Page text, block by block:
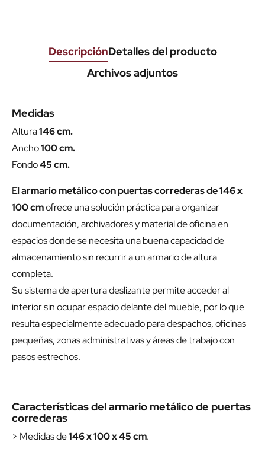
DescripciónDetalles del producto
Archivos adjuntos
Medidas
Altura146 cm.
Ancho100 cm.
Fondo45 cm.
Elarmario metálico con puertas correderas de 146 x
100 cmofrece una solución práctica para organizar
documentación, archivadores y material de oficina en
espacios donde se necesita una buena capacidad de
almacenamiento sin recurrir a un armario de altura
completa.
Su sistema de apertura deslizante permite acceder al
interior sin ocupar espacio delante del mueble, por lo que
resulta especialmente adecuado para despachos, oficinas
pequeñas, zonas administrativas y áreas de trabajo con
pasos estrechos.
Características del armario metálico de puertas
correderas
> Medidas de146 x 100 x 45 cm.